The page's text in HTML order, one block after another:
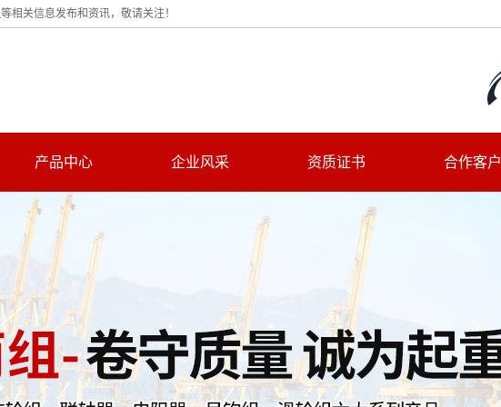
等相关信息发布和资讯，敬请关注！
产品中心 企业风采 资质证书 合作客户